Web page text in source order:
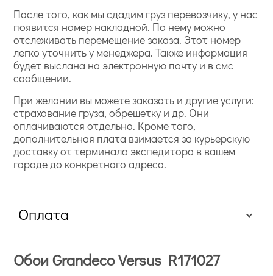
После того, как мы сдадим груз перевозчику, у нас
появится номер накладной. По нему можно
отслеживать перемещение заказа. Этот номер
легко уточнить у менеджера. Также информация
будет выслана на электронную почту и в смс
сообщении.
При желании вы можете заказать и другие услуги:
страхование груза, обрешетку и др. Они
оплачиваются отдельно. Кроме того,
дополнительная плата взимается за курьерскую
доставку от терминала экспедитора в вашем
городе до конкретного адреса.
Оплата
Обои Grandeco Versus R171027